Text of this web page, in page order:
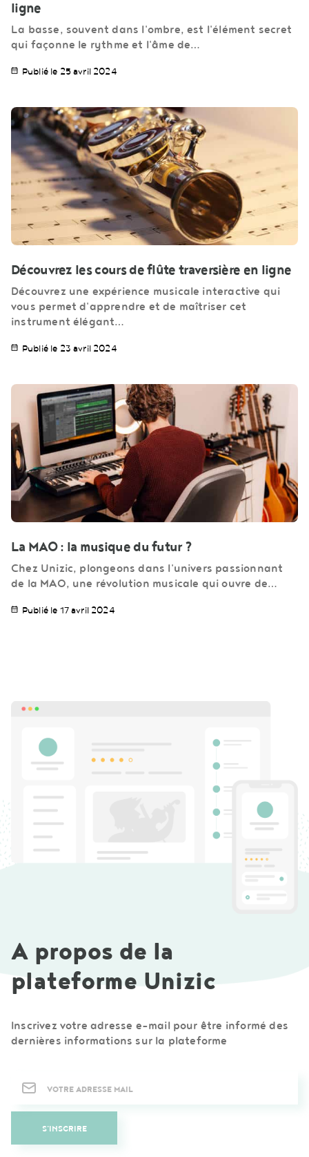
ligne
La basse, souvent dans l'ombre, est l'élément secret
qui façonne le rythme et l'âme de…
Publié le 25 avril 2024
Découvrez les cours de flûte traversière en ligne
Découvrez une expérience musicale interactive qui
vous permet d'apprendre et de maîtriser cet
instrument élégant…
Publié le 23 avril 2024
La MAO : la musique du futur ?
Chez Unizic, plongeons dans l'univers passionnant
de la MAO, une révolution musicale qui ouvre de…
Publié le 17 avril 2024
A propos de la
plateforme Unizic
Inscrivez votre adresse e-mail pour être informé des
dernières informations sur la plateforme
S'INSCRIRE